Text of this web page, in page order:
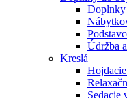
Doplnky
Údržba
Kreslá
Sedacie